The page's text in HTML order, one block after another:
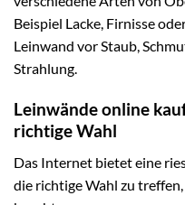
Beispiel Lacke, Firnisse
Leinwand vor Staub,
Strahlung.
Leinwände online
richtige Wahl
Das Internet bietet eine
die richtige Wahl zu